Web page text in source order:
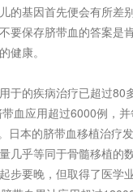
的基因首先便会有所差
要保存脐带血的答案是
健康。
的疾病治疗已超过80
血应用超过6000例，
日本的脐带血移植治疗
几乎等同于骨髓移植的
步要晚，但取得了医学